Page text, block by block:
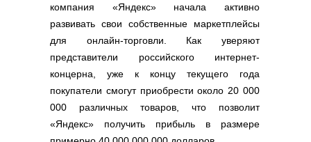
компания «Яндекс» начала активно
развивать свои собственные маркетплейсы
для онлайн-торговли. Как уверяют
представители российского интернет-
концерна, уже к концу текущего года
покупатели смогут приобрести около 20 000
000 различных товаров, что позволит
«Яндекс» получить прибыль в размере